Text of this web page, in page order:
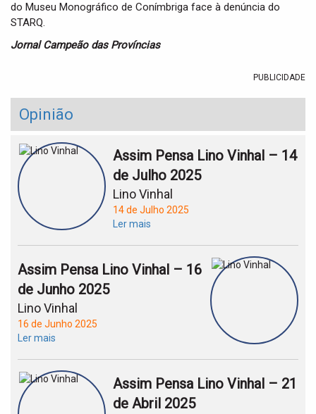
do Museu Monográfico de Conímbriga face à denúncia do
STARQ.
Jornal Campeão das Províncias
PUBLICIDADE
Opinião
Assim Pensa Lino Vinhal – 14
de Julho 2025
Lino Vinhal
14 de Julho 2025
Ler mais
Assim Pensa Lino Vinhal – 16
de Junho 2025
Lino Vinhal
16 de Junho 2025
Ler mais
Assim Pensa Lino Vinhal – 21
de Abril 2025